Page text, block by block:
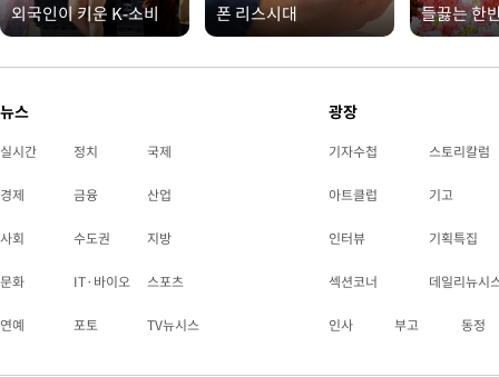
외국인이 키운 K-소비 폰 리스시대 들끓는 한
뉴스
실시간 정치 국제
경제 금융 산업
사회 수도권 지방
문화 IT·바이오 스포츠
연예 포토 TV뉴시스
광장
기자수첩 스토리칼럼
아트클럽 기고
인터뷰 기획특집
섹션코너 데일리뉴시
인사 부고 동정